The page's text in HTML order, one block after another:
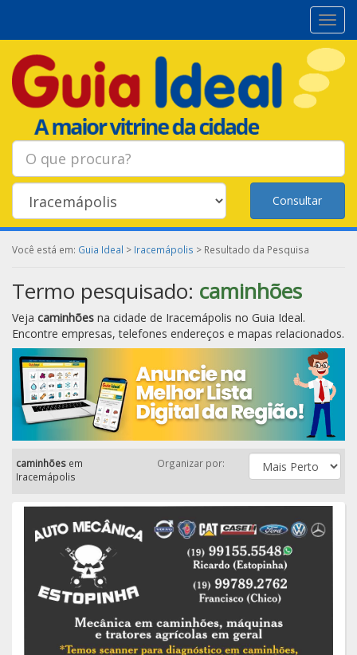
Consultar
Você está em: Guia Ideal > Iracemápolis > Resultado da Pesquisa
Termo pesquisado: caminhões
Veja caminhões na cidade de Iracemápolis no Guia Ideal.
Encontre empresas, telefones endereços e mapas relacionados.
caminhões em
Iracemápolis
Organizar por: